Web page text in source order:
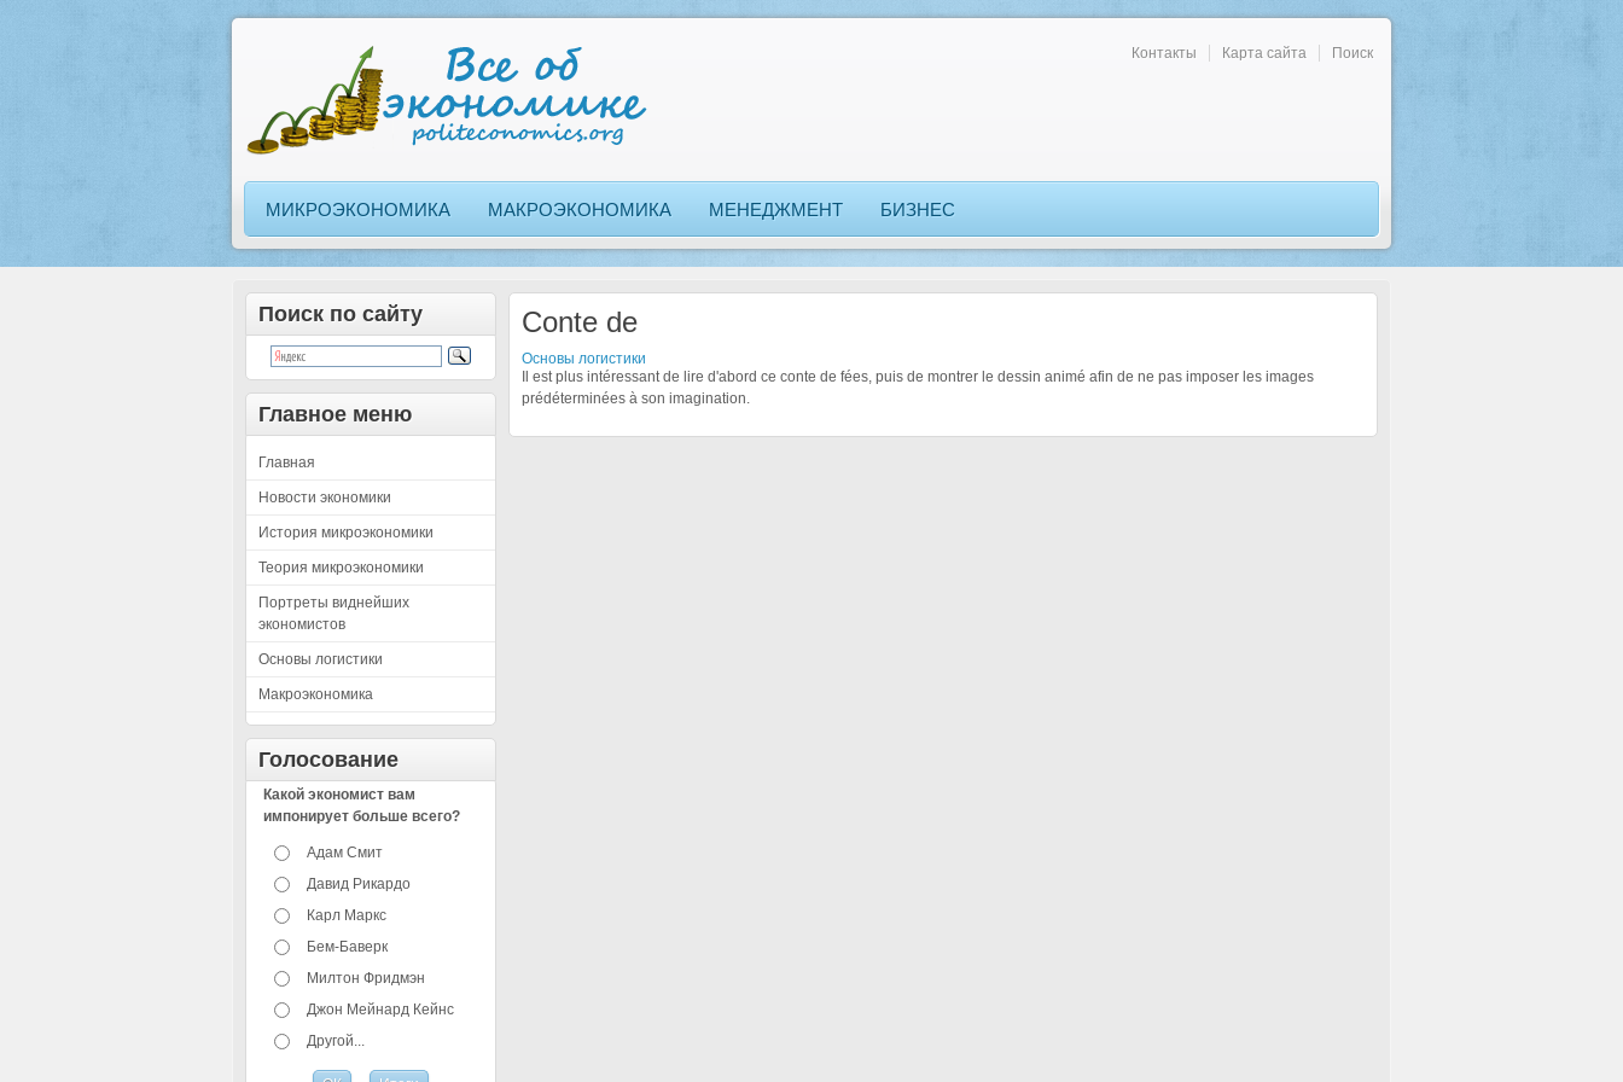
Контакты Карта сайта Поиск
МИКРОЭКОНОМИКА МАКРОЭКОНОМИКА МЕНЕДЖМЕНТ БИЗНЕС
Поиск по сайту
Главное меню
Главная
Новости экономики
История микроэкономики
Теория микроэкономики
Портреты виднейших
экономистов
Основы логистики
Макроэкономика
Голосование
Какой экономист вам
импонирует больше всего?
Адам Смит
Давид Рикардо
Карл Маркс
Бем-Баверк
Милтон Фридмэн
Джон Мейнард Кейнс
Другой...
Conte de
Основы логистики
Il est plus intéressant de lire d'abord ce conte de fées, puis de montrer le dessin animé afin de ne pas imposer les images
prédéterminées à son imagination.